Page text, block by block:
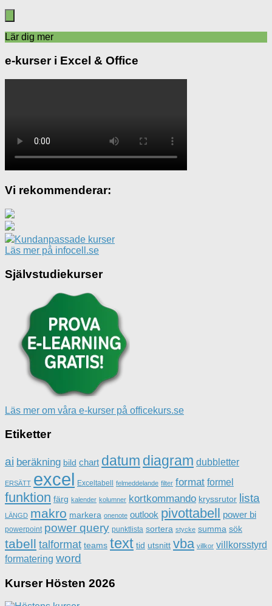
Lär dig mer
e-kurser i Excel & Office
Vi rekommenderar:
Kundanpassade kurser
Läs mer på infocell.se
Självstudiekurser
Läs mer om våra e-kurser på officekurs.se
Etiketter
ai beräkning bild chart datum diagram dubbletter
ERSÄTT excel Exceltabell felmeddelande filter format formel
funktion färg kalender kolumner kortkommando kryssrutor lista
LÄNGD makro markera onenote outlook pivottabell power bi
powerpoint power query punktlista sortera stycke summa sök
tabell talformat teams text tid utsnitt vba villkor villkorsstyrd
formatering word
Kurser Hösten 2026